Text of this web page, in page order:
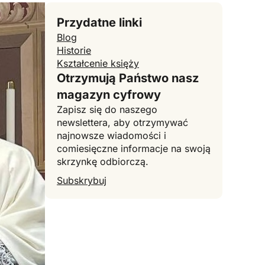
Przydatne linki
Blog
Historie
Kształcenie księży
Otrzymują Państwo nasz
magazyn cyfrowy
Zapisz się do naszego
newslettera, aby otrzymywać
najnowsze wiadomości i
comiesięczne informacje na swoją
skrzynkę odbiorczą.
Subskrybuj